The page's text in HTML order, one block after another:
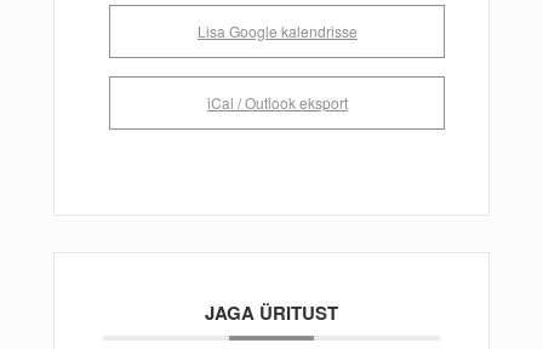
Lisa Google kalendrisse
iCal / Outlook eksport
JAGA ÜRITUST